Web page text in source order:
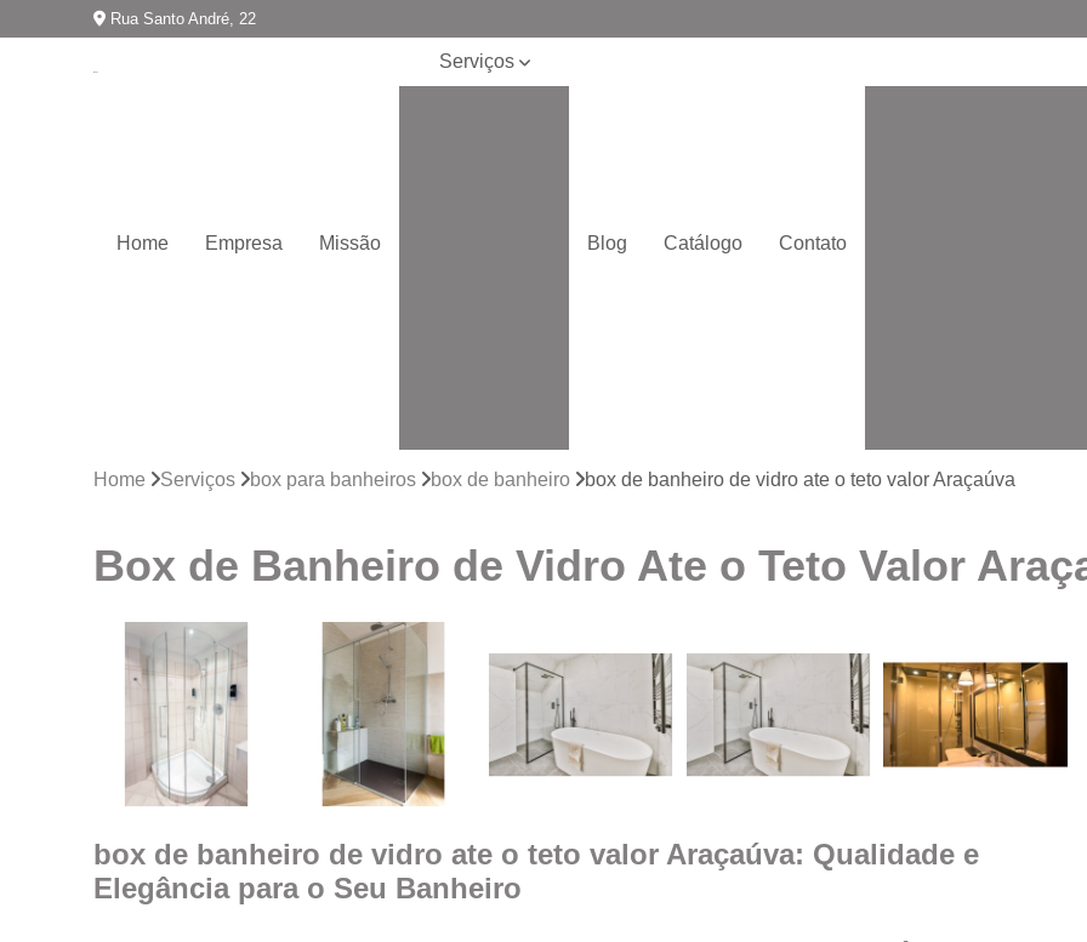
Rua Santo André, 22
Home Empresa Missão
Serviços
de varandas
Espelhos em
ambientes
Fechamento de
ambiente com
Guarda corpo
vidro
Janelas de
vidro
Blog Catálogo Contato
Box de Vidro
Box Vidro
Box
Box
Box de Vidro
Box de Vidro
Box para
Cobertura de
Home Serviços box para banheiros box de banheiro box de banheiro de vidro ate o teto valor Araçaúva
Box de Banheiro de Vidro Ate o Teto Valor
box de banheiro de vidro ate o teto valor Araçaúva: Qualidade e
Elegância para o Seu Banheiro